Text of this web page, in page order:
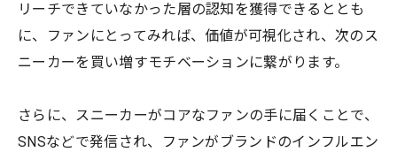
リーチできていなかった層の認知を獲得できるととも
に、ファンにとってみれば、価値が可視化され、次のス
ニーカーを買い増すモチベーションに繋がります。
さらに、スニーカーがコアなファンの手に届くことで、
SNSなどで発信され、ファンがブランドのインフルエン